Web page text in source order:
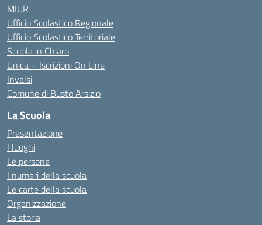
MIUR
Ufficio Scolastico Regionale
Ufficio Scolastico Territoriale
Scuola in Chiaro
Unica – Iscrizioni On Line
Invalsi
Comune di Busto Arsizio
La Scuola
Presentazione
I luoghi
Le persone
I numeri della scuola
Le carte della scuola
Organizzazione
La storia